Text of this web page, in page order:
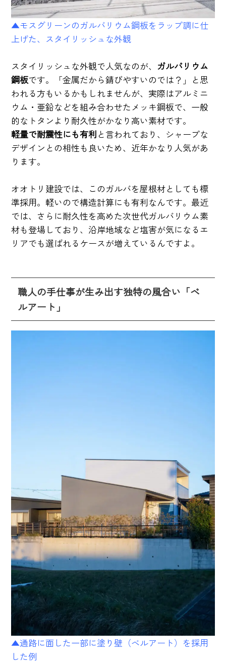
▲モスグリーンのガルバリウム鋼板をラップ調に仕
上げた、スタイリッシュな外観
スタイリッシュな外観で人気なのが、 ガルバリウム
鋼板です。「金属だから錆びやすいのでは？」と思
われる方もいるかもしれませんが、実際はアルミニ
ウム・亜鉛などを組み合わせたメッキ鋼板で、一般
的なトタンより耐久性がかなり高い素材です。
軽量で耐震性にも有利 と言われており、シャープな
デザインとの相性も良いため、近年かなり人気があ
ります。
オオトリ建設では、このガルバを屋根材としても標
準採用。軽いので構造計算にも有利なんです。最近
では、さらに耐久性を高めた次世代ガルバリウム素
材も登場しており、沿岸地域など塩害が気になるエ
リアでも選ばれるケースが増えているんですよ。
職人の手仕事が生み出す独特の風合い「ベ
ルアート」
▲通路に面した一部に塗り壁（ベルアート）を採用
した例